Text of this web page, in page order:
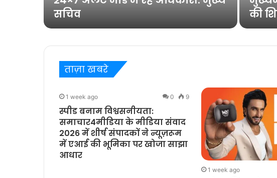
सचिव
की
ताज़ा खबरे
1 week ago 0 9
स्पीड बनाम विश्वसनीयता:
समाचार4मीडिया के मीडिया संवाद
2026 में शीर्ष संपादकों ने न्यूज़रूम
में एआई की भूमिका पर खोजा साझा
आधार
1 week ago